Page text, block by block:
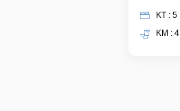
KT : 5
KM : 4